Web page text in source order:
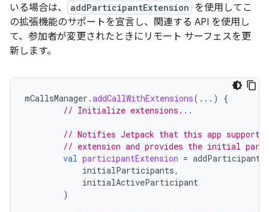
いる場合は、
addParticipantExtension を使用してこ
の拡張機能のサポートを宣言し、関連する API を使用し
て、参加者が変更されたときにリモート サーフェスを更
新します。
mCallsManager .addCallWithExtensions(...)
{
// Initialize extensions...
// Notifies Jetpack that this app
// extension and provides the initial
val participantExtension =
initialParticipants,
initialActiveParticipant
)